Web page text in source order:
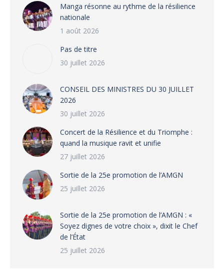
Manga résonne au rythme de la résilience
nationale
1 août 2026
Pas de titre
30 juillet 2026
CONSEIL DES MINISTRES DU 30 JUILLET
2026
30 juillet 2026
‎​Concert de la Résilience et du Triomphe :
quand la musique ravit et unifie
27 juillet 2026
‎Sortie de la 25e promotion de l’AMGN
25 juillet 2026
‎Sortie de la 25e promotion de l’AMGN : «
Soyez dignes de votre choix », dixit le Chef
de l’État
25 juillet 2026